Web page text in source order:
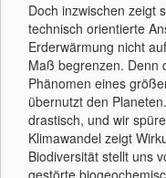
Doch inzwischen zeigt
technisch orientierte
Erderwärmung nicht
Maß begrenzen. Denn
Phänomen eines
übernutzt den
drastisch, und wir
Klimawandel zeigt
Biodiversität stellt uns
gestörte